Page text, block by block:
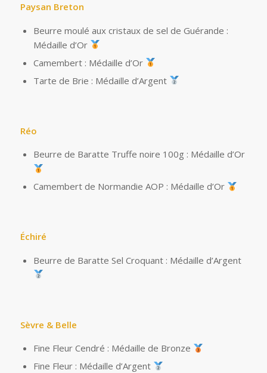
Paysan Breton
Beurre moulé aux cristaux de sel de Guérande :
Médaille d’Or
Camembert : Médaille d’Or
Tarte de Brie : Médaille d’Argent
Réo
Beurre de Baratte Truffe noire 100g : Médaille d’Or
Camembert de Normandie AOP : Médaille d’Or
Échiré
Beurre de Baratte Sel Croquant : Médaille d’Argent
Sèvre & Belle
Fine Fleur Cendré : Médaille de Bronze
Fine Fleur : Médaille d’Argent